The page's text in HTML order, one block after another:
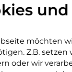
möchten
Z.B. setzen
oder wir
sehr fein
im Öl